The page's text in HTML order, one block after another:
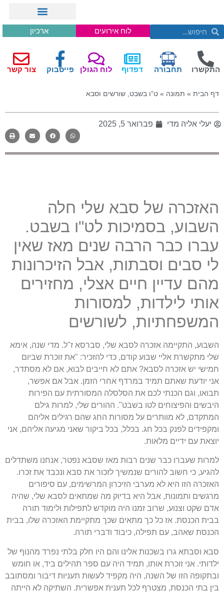
לוח אירועים ארכיון
התקשרו תחבורה דפדוף לוח הגולן פייסבוק צור קשר
דף הבית » תמונה » ט”ו בשבט, שורשים וסבא
יעלי אליה מדי פברואר 5, 2025
האזכרה של סבא שלי חלה
השבוע, בסמיכות לט"ו בשבט.
עברו כבר הרבה שנים מאז שאין
לי סבים וסבתות, אבל הזיכרונות
מהם עדיין חיים אצלי, מחזירים
אותי לילדות, למסורות
המשפחתיות, לשורשים
השבוע, התקיימה אזכרה לסבא שלי, סברסא ז"ל. מדי שנה, אימא
שלי מתקשרת אליי שבוע קודם, כדי להזכיר: "את זוכרת שביום
חמישי יש אזכרה לסבא? אתם לא חייבים לבוא, אם לא מסתדר,
אני יודעת שאתם תמיד במרדף אחרי הזמן. אבל אם אפשר,
תבואו, וגם הכנתי לכם את הסלסלה המסורתית עם הפירות
היבשים והפיצוחים לטו בשבט". ההורים שלי, למרות גילם
המתקדם, לא מוותרים על מסורות החג שהם רגילים אליהם
ומקפידים לפנק בכל חג. בכלל, בכל ביקור שאני מגיעה אליהם, אני
יוצאת עם ידיים מלאות.
למרות שעברו כבר שנים רבות מאז שסבא נפטר, אנחנו משתדלים
להגיע, כי חשוב להורים שנמשיך לזכור את סבא ונכבד את זכרו.
האזכרה הזו היא לא מערבי הזיכרון המרשימים, עם סיפורים
מרגשים ותמונות, אבל היא בדיוק מה שמתאים לסבא שלי, שהיה
אדם שקט וצנוע, שרוב זמנו היה מוקדש לתפילות ולימוד תורה
בבית הכנסת. אז כל כך מתאים שכך מתקיימת האזכרה שלו, בבית
הכנסת שאהב, עם תפילה, כיבוד ודברי תורה.
סבא וסבתא גרו בשכנות אלינו והם היו חלק בלתי נפרד מהנוף של
ילדותי. אני זוכרת אותו, תמיד היה עם ספר תהילים ביד, או חומש
ובתקופה הזו של השנה, היה מקפיד לעשות תעניות דיבור ומסתובב
בין בתי הכנסת, מצטרף לכל תענית אפשרית. השתיקה לא הייתה